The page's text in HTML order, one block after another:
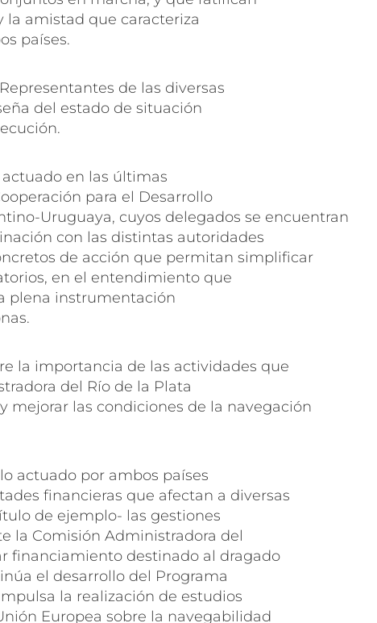
la amistad que caracteriza
países.
de las diversas
del estado de situación
en las últimas
para el Desarrollo
Uruguaya, cuyos delegados se encuentran
con las distintas autoridades
de acción que permitan simplificar
en el entendimiento que
plena instrumentación
la importancia de las actividades que
del Río de la Plata
mejorar las condiciones de la navegación
actuado por ambos países
financieras que afectan a diversas
de ejemplo- las gestiones
la Comisión Administradora del
financiamiento destinado al dragado
el desarrollo del Programa
la realización de estudios
Europea sobre la navegabilidad